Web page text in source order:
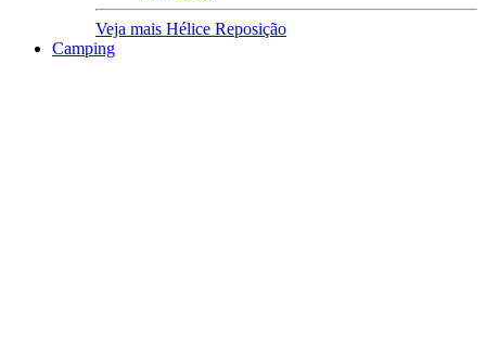
Veja mais Hélice Reposição
Camping